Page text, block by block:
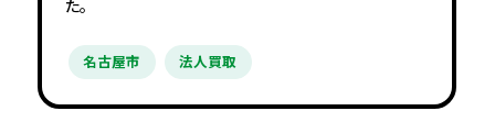
た。
名古屋市 法人買取